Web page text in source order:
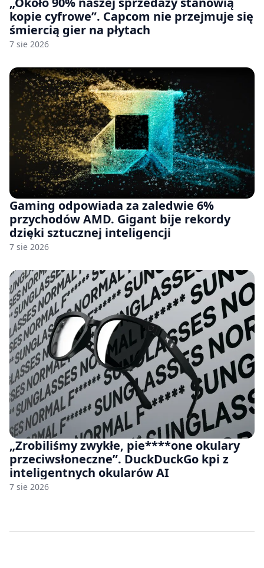
kopie cyfrowe”. Capcom nie przejmuje się
śmiercią gier na płytach
7 sie 2026
Gaming odpowiada za zaledwie 6%
przychodów AMD. Gigant bije rekordy
dzięki sztucznej inteligencji
7 sie 2026
„Zrobiliśmy zwykłe, pie****one okulary
przeciwsłoneczne”. DuckDuckGo kpi z
inteligentnych okularów AI
7 sie 2026